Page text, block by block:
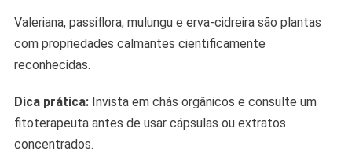
Valeriana, passiflora, mulungu e erva-cidreira são plantas
com propriedades calmantes cientificamente
reconhecidas.
Dica prática:Invista em chás orgânicos e consulte um
fitoterapeuta antes de usar cápsulas ou extratos
concentrados.